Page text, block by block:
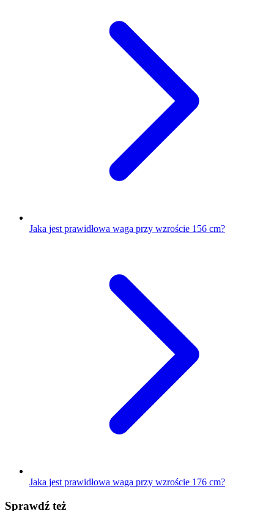
Jaka jest prawidłowa waga przy wzroście 156 cm?
Jaka jest prawidłowa waga przy wzroście 176 cm?
Sprawdź też